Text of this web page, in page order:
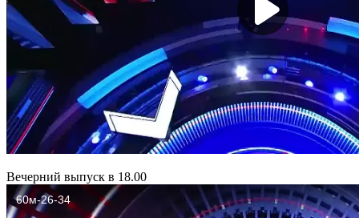
Вечерний выпуск в 18.00